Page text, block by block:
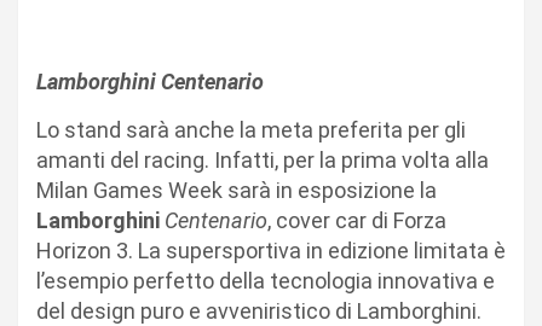
Lamborghini Centenario
Lo stand sarà anche la meta preferita per gli
amanti del racing. Infatti, per la prima volta alla
Milan Games Week sarà in esposizione la
Lamborghini Centenario, cover car di Forza
Horizon 3. La supersportiva in edizione limitata è
l’esempio perfetto della tecnologia innovativa e
del design puro e avveniristico di Lamborghini.